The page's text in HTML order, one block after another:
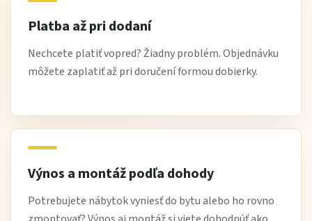
Platba až pri dodaní
Nechcete platiť vopred? Žiadny problém. Objednávku
môžete zaplatiť až pri doručení formou dobierky.
Výnos a montáž podľa dohody
Potrebujete nábytok vyniesť do bytu alebo ho rovno